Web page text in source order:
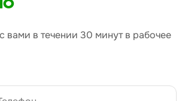
вами в течении 30 минут в рабочее